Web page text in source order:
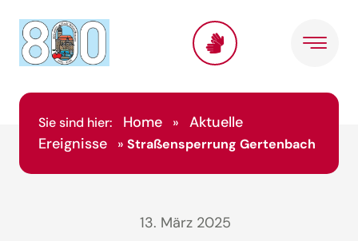
Sie sind hier: Home »
Aktuelle
Ereignisse
» Straßensperrung Gertenbach
13. März 2025